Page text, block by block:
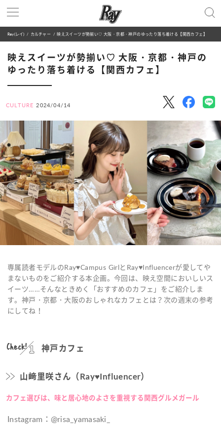
Ray(レイ) カルチャー 映えスイーツが勢揃い♡ 大阪・京都・神戸のゆったり落ち着ける【関西カフェ】
映えスイーツが勢揃い♡ 大阪・京都・神戸の
ゆったり落ち着ける【関西カフェ】
CULTURE 2024/04/14
専属読者モデルのRay♥Campus GirlとRay♥Influencerが愛してや
まないものをご紹介する本企画。今回は、映え空間においしいス
イーツ……そんなときめく「おすすめのカフェ」をご紹介しま
す。神戸・京都・大阪のおしゃれなカフェとは？次の週末の参考
にしてね！
Check! 神戸カフェ
山﨑里咲さん （Ray♥Influencer）
カフェ選びは、味と居心地のよさを重視する関西グルメガール
Instagram：@risa_yamasaki_